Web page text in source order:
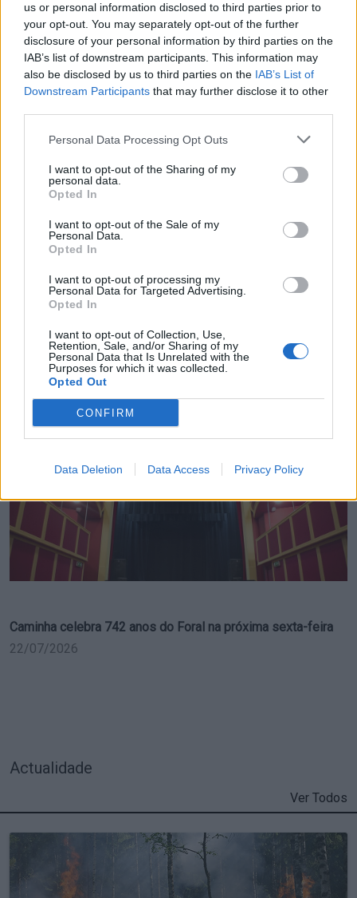
us or personal information disclosed to third parties prior to
your opt-out. You may separately opt-out of the further
disclosure of your personal information by third parties on the
IAB’s list of downstream participants. This information may
also be disclosed by us to third parties on the IAB’s List of
Downstream Participants that may further disclose it to other
Personal Data Processing Opt Outs
I want to opt-out of the Sharing of my
personal data.
Opted In
I want to opt-out of the Sale of my
Personal Data.
Opted In
I want to opt-out of processing my
Personal Data for Targeted Advertising.
Opted In
I want to opt-out of Collection, Use,
Retention, Sale, and/or Sharing of my
Personal Data that Is Unrelated with the
Purposes for which it was collected.
Opted Out
CONFIRM
Data Deletion Data Access Privacy Policy
24/07/2026
Município de Caminha devolve Parque Infantil de Azevedo à
população
23/07/2026
Caminha celebra 742 anos do Foral na próxima sexta-feira
22/07/2026
Actualidade
Ver Todos